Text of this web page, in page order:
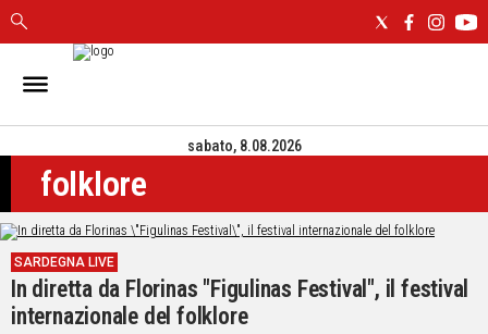
IN
CAGLIARI
SASSARI
NUORO
ORISTANO
SULCIS
GALLURA
OGLIASTRA
sabato, 8.08.2026
folklore
SARDEGNA LIVE
In diretta da Florinas "Figulinas Festival", il festival
internazionale del folklore